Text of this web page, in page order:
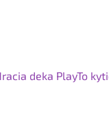
deka PlayTo